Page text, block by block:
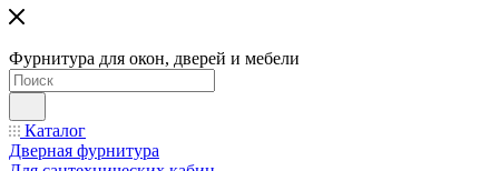
Фурнитура для окон, дверей и мебели
Каталог
Дверная фурнитура